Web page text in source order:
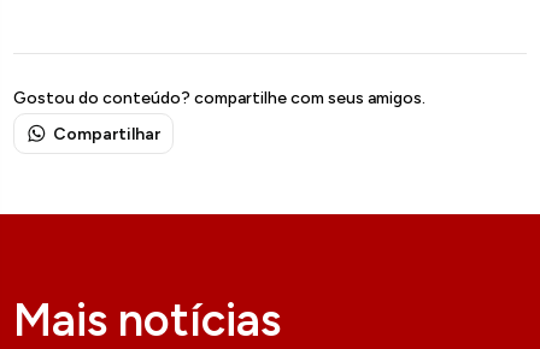
Gostou do conteúdo? compartilhe com seus amigos.
Compartilhar
Mais notícias